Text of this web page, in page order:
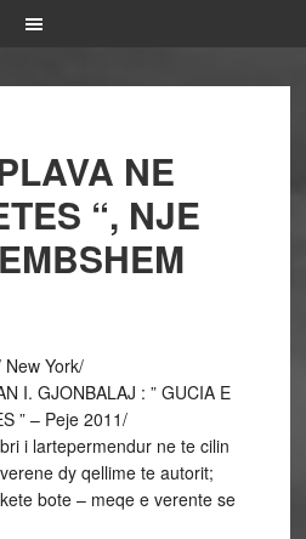
NE
“, NJE
New York/
I. GJONBALAJ : ” GUCIA E
” – Peje 2011/
i lartepermendur ne te cilin
dy qellime te autorit;
bote – meqe e verente se